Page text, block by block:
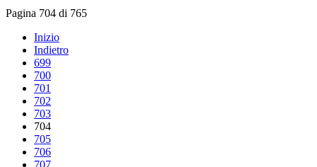
Pagina 704 di 765
Inizio
Indietro
699
700
701
702
703
704
705
706
707